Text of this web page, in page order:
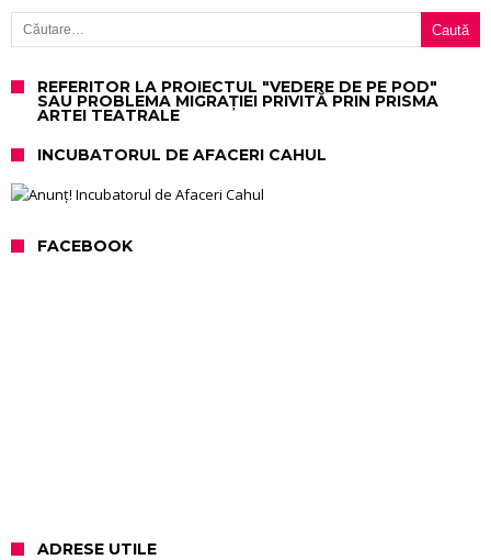
Caută după:
REFERITOR LA PROIECTUL "VEDERE DE PE POD"
SAU PROBLEMA MIGRAȚIEI PRIVITĂ PRIN PRISMA
ARTEI TEATRALE
INCUBATORUL DE AFACERI CAHUL
FACEBOOK
ADRESE UTILE